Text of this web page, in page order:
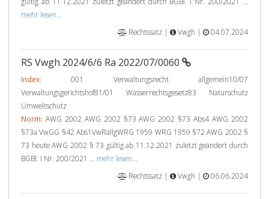
mehr lesen...
Rechtssatz |
Vwgh | 04.07.2024
RS Vwgh 2024/6/6 Ra 2022/07/0060
Index: 001 Verwaltungsrecht allgemein10/07
Verwaltungsgerichtshof81/01 Wasserrechtsgesetz83 Naturschutz
Umweltschutz
Norm: AWG 2002 AWG 2002 §73 AWG 2002 §73 Abs4 AWG 2002
§73a VwGG §42 Abs1VwRallgWRG 1959 WRG 1959 §72 AWG 2002 §
73 heute AWG 2002 § 73 gültig ab 11.12.2021 zuletzt geändert durch
BGBl. I Nr. 200/2021 ... mehr lesen...
Rechtssatz |
Vwgh | 06.06.2024